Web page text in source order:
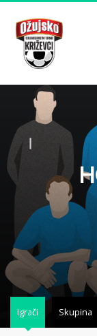
Igrači Skupina